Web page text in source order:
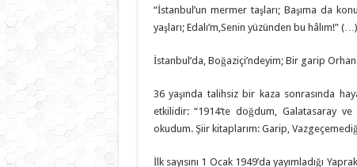
“İstanbul’un mermer taşları; Başıma da
yaşları; Edalı’m,Senin yüzünden bu hâlım!” (…)
İstanbul’da, Boğaziçi’ndeyim; Bir garip
36 yaşında talihsiz bir kaza sonrasında
etkilidir: “1914’te doğdum, Galatasaray
okudum. Şiir kitaplarım: Garip,
İlk sayısını 1 Ocak 1949’da yayımladığı